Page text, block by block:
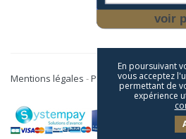
voir
Mentions légales -Politique de
En poursuivant
vous acceptez
permettant de
expérience